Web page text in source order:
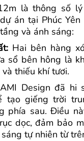
là thông số lý
án tại Phúc
và ánh sáng:
Hai bên hàng
sổ bên hông là
thiếu khí tươi.
Design đã hi
tạo giếng trời
phía sau. Điều
dọc, đảm bảo
tự nhiên từ